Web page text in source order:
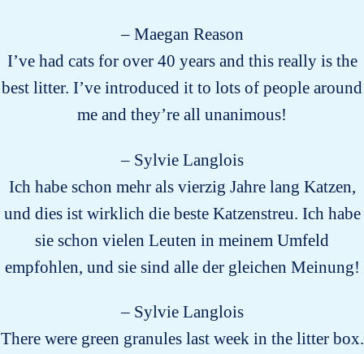
– Maegan Reason
I’ve had cats for over 40 years and this really is the
best litter. I’ve introduced it to lots of people around
me and they’re all unanimous!
– Sylvie Langlois
Ich habe schon mehr als vierzig Jahre lang Katzen,
und dies ist wirklich die beste Katzenstreu. Ich habe
sie schon vielen Leuten in meinem Umfeld
empfohlen, und sie sind alle der gleichen Meinung!
– Sylvie Langlois
There were green granules last week in the litter box.